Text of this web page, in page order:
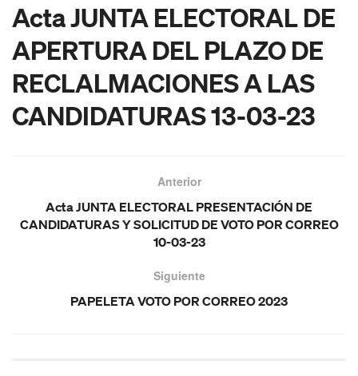
Acta JUNTA ELECTORAL DE
APERTURA DEL PLAZO DE
RECLALMACIONES A LAS
CANDIDATURAS 13-03-23
Anterior
Acta JUNTA ELECTORAL PRESENTACIÓN DE
CANDIDATURAS Y SOLICITUD DE VOTO POR CORREO
10-03-23
Siguiente
PAPELETA VOTO POR CORREO 2023